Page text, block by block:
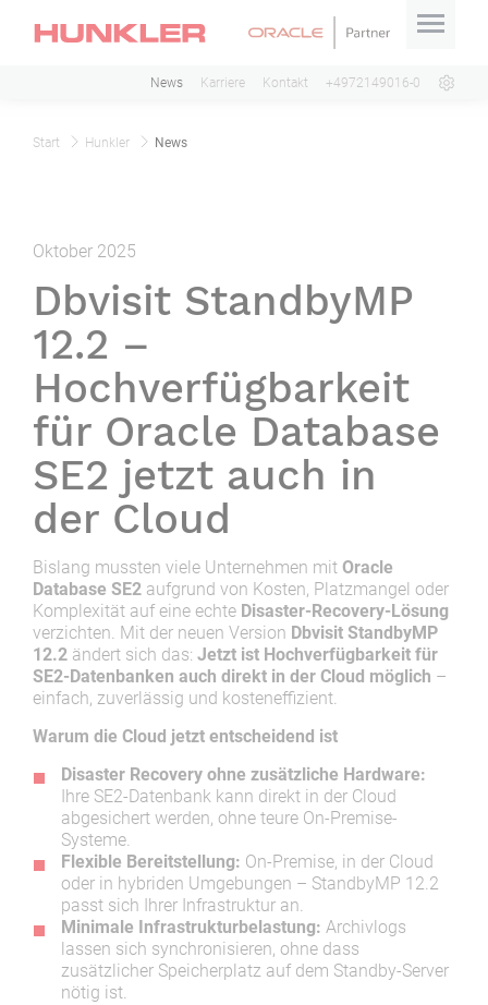
News Karriere Kontakt +4972149016-0
Start Hunkler News
Oktober 2025
Dbvisit StandbyMP
12.2 –
Hochverfügbarkeit
für Oracle Database
SE2 jetzt auch in
der Cloud
Bislang mussten viele Unternehmen mit Oracle
Database SE2 aufgrund von Kosten, Platzmangel oder
Komplexität auf eine echte Disaster-Recovery-Lösung
verzichten. Mit der neuen Version Dbvisit StandbyMP
12.2 ändert sich das: Jetzt ist Hochverfügbarkeit für
SE2-Datenbanken auch direkt in der Cloud möglich –
einfach, zuverlässig und kosteneffizient.
Warum die Cloud jetzt entscheidend ist
Disaster Recovery ohne zusätzliche Hardware:
Ihre SE2-Datenbank kann direkt in der Cloud
abgesichert werden, ohne teure On-Premise-
Systeme.
Flexible Bereitstellung: On-Premise, in der Cloud
oder in hybriden Umgebungen – StandbyMP 12.2
passt sich Ihrer Infrastruktur an.
Minimale Infrastrukturbelastung: Archivlogs
lassen sich synchronisieren, ohne dass
zusätzlicher Speicherplatz auf dem Standby-Server
nötig ist.